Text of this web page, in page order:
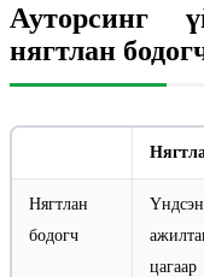
Ауторсинг
нягтлан
Нягтлан
бодогч